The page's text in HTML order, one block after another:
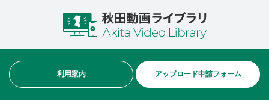
利用案内 アップロード申請フォーム